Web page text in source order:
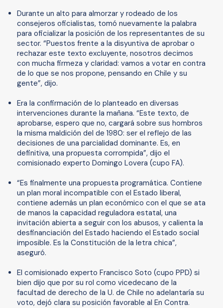
Durante un alto para almorzar y rodeado de los
consejeros oficialistas, tomó nuevamente la palabra
para oficializar la posición de los representantes de su
sector. “Puestos frente a la disyuntiva de aprobar o
rechazar este texto excluyente, nosotros decimos
con mucha firmeza y claridad: vamos a votar en contra
de lo que se nos propone, pensando en Chile y su
gente”, dijo.
Era la confirmación de lo planteado en diversas
intervenciones durante la mañana. “Este texto, de
aprobarse, espero que no, cargará sobre sus hombros
la misma maldición del de 1980: ser el reflejo de las
decisiones de una parcialidad dominante. Es, en
definitiva, una propuesta corrompida”, dijo el
comisionado experto Domingo Lovera (cupo FA).
“Es finalmente una propuesta programática. Contiene
un plan moral incompatible con el Estado liberal,
contiene además un plan económico con el que se ata
de manos la capacidad reguladora estatal, una
invitación abierta a seguir con los abusos, y calienta la
desfinanciación del Estado haciendo el Estado social
imposible. Es la Constitución de la letra chica”,
aseguró.
El comisionado experto Francisco Soto (cupo PPD) si
bien dijo que por su rol como vicedecano de la
facultad de derecho de la U. de Chile no adelantaría su
voto, dejó clara su posición favorable al En Contra.